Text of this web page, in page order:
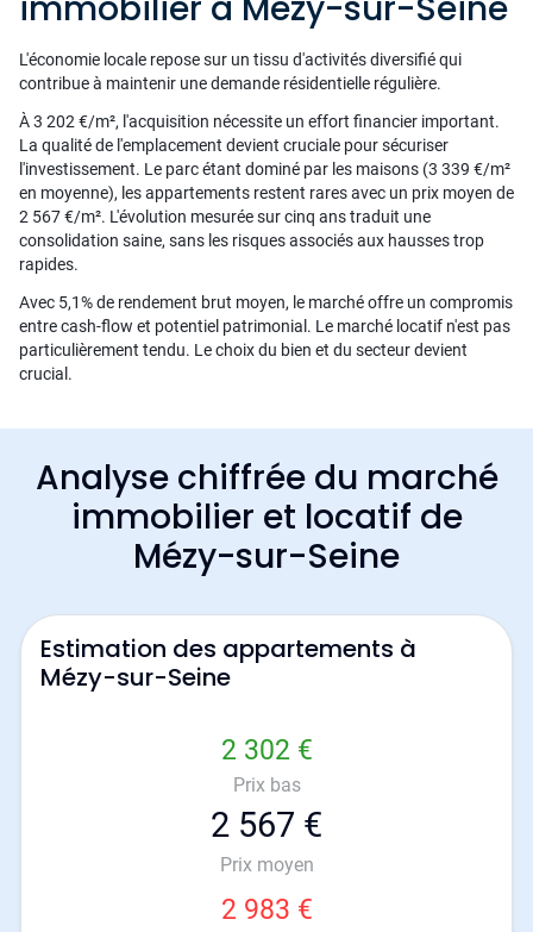
L'économie locale repose sur un tissu d'activités diversifié qui
contribue à maintenir une demande résidentielle régulière.
À 3 202 €/m², l'acquisition nécessite un effort financier important.
La qualité de l'emplacement devient cruciale pour sécuriser
l'investissement. Le parc étant dominé par les maisons (3 339 €/m²
en moyenne), les appartements restent rares avec un prix moyen de
2 567 €/m². L'évolution mesurée sur cinq ans traduit une
consolidation saine, sans les risques associés aux hausses trop
rapides.
Avec 5,1% de rendement brut moyen, le marché offre un compromis
entre cash-flow et potentiel patrimonial. Le marché locatif n'est pas
particulièrement tendu. Le choix du bien et du secteur devient
crucial.
Analyse chiffrée du marché
immobilier et locatif de
Mézy-sur-Seine
Estimation des appartements à
Mézy-sur-Seine
2 302 €
Prix bas
2 567 €
Prix moyen
2 983 €